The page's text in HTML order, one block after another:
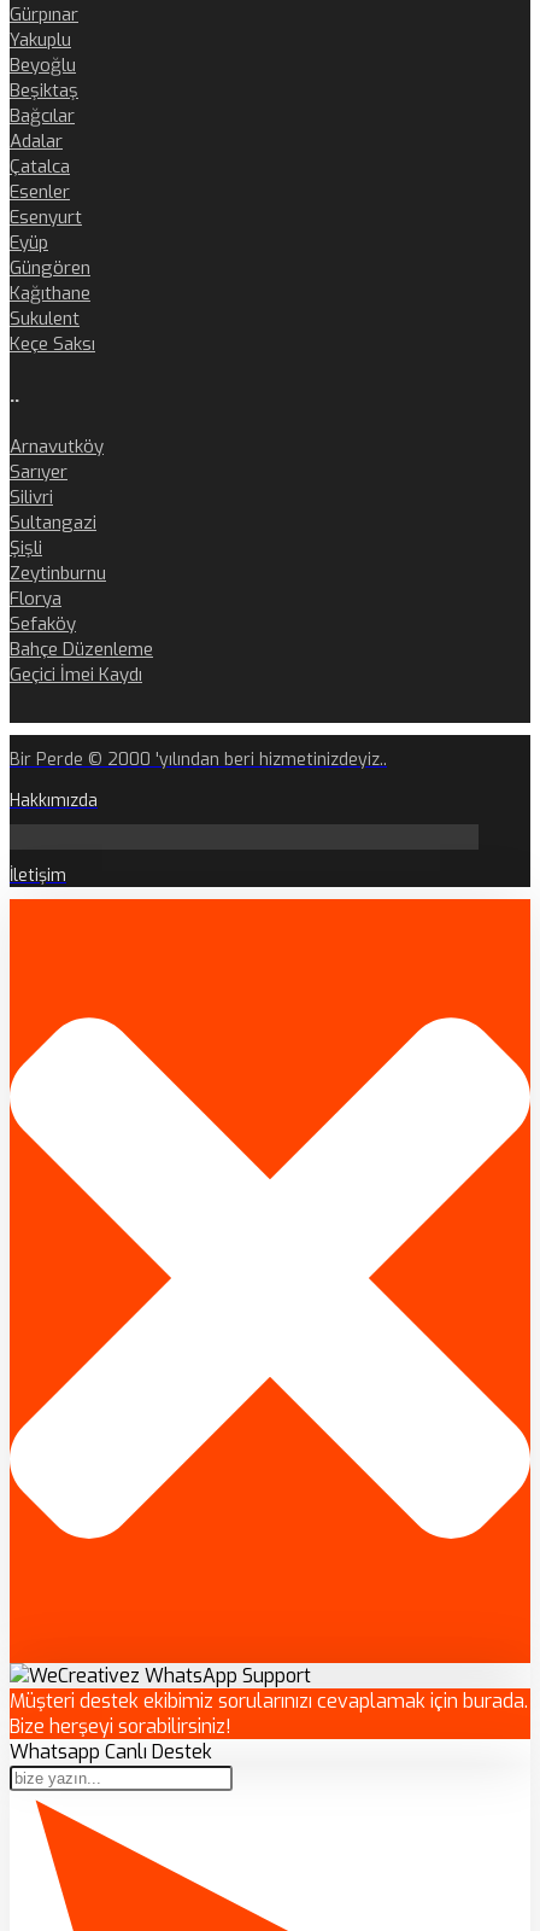
Gürpınar
Yakuplu
Beyoğlu
Beşiktaş
Bağcılar
Adalar
Çatalca
Esenler
Esenyurt
Eyüp
Güngören
Kağıthane
Sukulent
Keçe Saksı
..
Arnavutköy
Sarıyer
Silivri
Sultangazi
Şişli
Zeytinburnu
Florya
Sefaköy
Bahçe Düzenleme
Geçici İmei Kaydı
Bir Perde © 2000 'yılından beri hizmetinizdeyiz..
Hakkımızda
İletişim
Müşteri destek ekibimiz sorularınızı cevaplamak için burada.
Bize herşeyi sorabilirsiniz!
Whatsapp Canlı Destek